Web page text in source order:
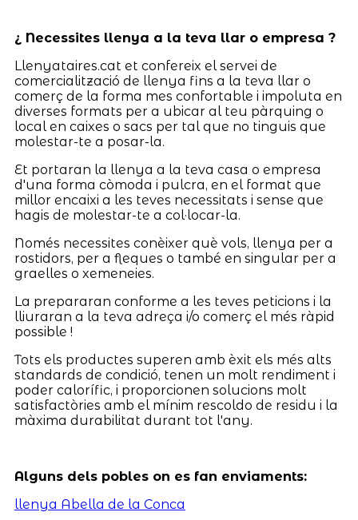
¿ Necessites llenya a la teva llar o empresa ?
Llenyataires.cat et confereix el servei de
comercialització de llenya fins a la teva llar o
comerç de la forma mes confortable i impoluta en
diverses formats per a ubicar al teu pàrquing o
local en caixes o sacs per tal que no tinguis que
molestar-te a posar-la.
Et portaran la llenya a la teva casa o empresa
d'una forma còmoda i pulcra, en el format que
millor encaixi a les teves necessitats i sense que
hagis de molestar-te a col·locar-la.
Només necessites conèixer què vols, llenya per a
rostidors, per a fleques o també en singular per a
graelles o xemeneies.
La prepararan conforme a les teves peticions i la
lliuraran a la teva adreça i/o comerç el més ràpid
possible !
Tots els productes superen amb èxit els més alts
standards de condició, tenen un molt rendiment i
poder calorífic, i proporcionen solucions molt
satisfactòries amb el mínim rescoldo de residu i la
màxima durabilitat durant tot l'any.
Alguns dels pobles on es fan enviaments:
llenya Abella de la Conca